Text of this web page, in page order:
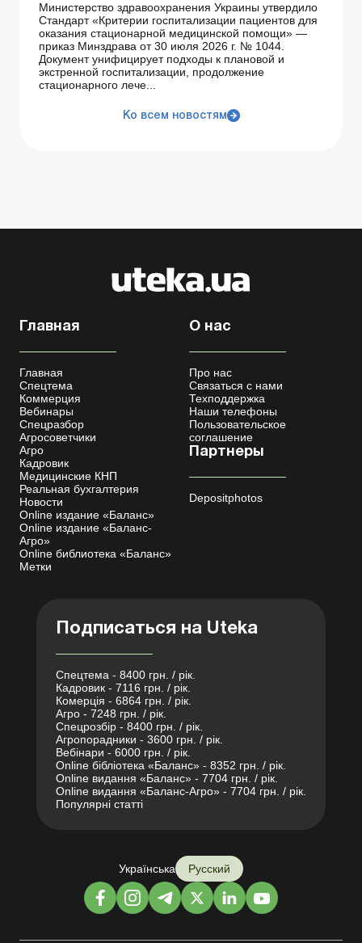
Министерство здравоохранения Украины утвердило
Стандарт «Критерии госпитализации пациентов для
оказания стационарной медицинской помощи» —
приказ Минздрава от 30 июля 2026 г. № 1044.
Документ унифицирует подходы к плановой и
экстренной госпитализации, продолжение
стационарного лече...
Ко всем новостям
Главная
Главная
Спецтема
Коммерция
Вебинары
Спецразбор
Агросоветчики
Агро
Кадровик
Медицинские КНП
Реальная бухгалтерия
Новости
Online издание «Баланс»
Online издание «Баланс-
Агро»
Online библиотека «Баланс»
Метки
О нас
Про нас
Связаться с нами
Техподдержка
Наши телефоны
Пользовательское
соглашение
Партнеры
Depositphotos
Подписаться на Uteka
Спецтема - 8400 грн. / рік.
Кадровик - 7116 грн. / рік.
Комерція - 6864 грн. / рік.
Агро - 7248 грн. / рік.
Спецрозбір - 8400 грн. / рік.
Агропорадники - 3600 грн. / рік.
Вебінари - 6000 грн. / рік.
Online бібліотека «Баланс» - 8352 грн. / рік.
Online видання «Баланс» - 7704 грн. / рік.
Online видання «Баланс-Агро» - 7704 грн. / рік.
Популярні статті
Українська Русский